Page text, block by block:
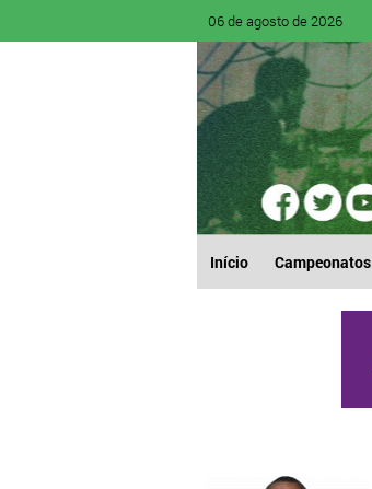
06 de agosto de 2026
Início Campeonatos